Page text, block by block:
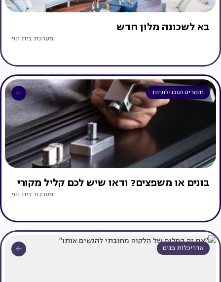
בא לשכונה מלון חדש
מערכת בית ונוי
חומרים וטכנולוגיות
בונים או משפצים? ודאו שיש לכם קליל מקורי
מערכת בית ונוי
אדריכלות פנים